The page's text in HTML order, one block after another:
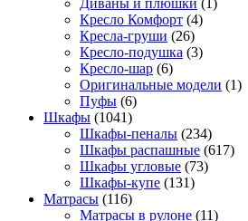
Диваны и плюшки (1)
Кресло Комфорт (4)
Кресла-груши (26)
Кресло-подушка (3)
Кресло-шар (6)
Оригинальные модели (1)
Пуфы (6)
Шкафы (1041)
Шкафы-пеналы (234)
Шкафы распашные (617)
Шкафы угловые (73)
Шкафы-купе (131)
Матрасы (116)
Матрасы в рулоне (11)